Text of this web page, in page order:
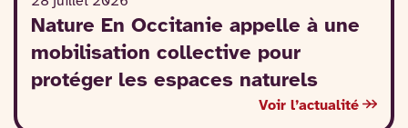
Nature En Occitanie appelle à une
mobilisation collective pour
protéger les espaces naturels
Voir l’actualité